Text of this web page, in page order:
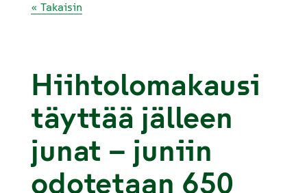
« Takaisin
Hiihtolomakausi
täyttää jälleen
junat – juniin
odotetaan 650